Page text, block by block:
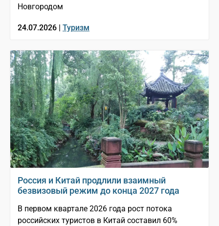
Новгородом
24.07.2026 | Туризм
Россия и Китай продлили взаимный
безвизовый режим до конца 2027 года
В первом квартале 2026 года рост потока
российских туристов в Китай составил 60%